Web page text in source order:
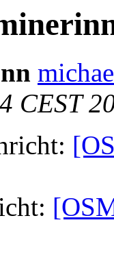
CEST